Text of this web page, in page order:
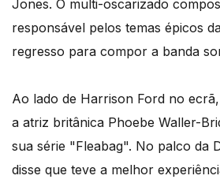
Jones. O multi-oscarizado
responsável pelos temas épicos
regresso para compor a banda
Ao lado de Harrison Ford no
a atriz britânica Phoebe Waller-
sua série "Fleabag". No palco da
disse que teve a melhor